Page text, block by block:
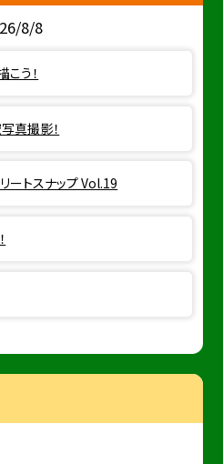
8/8
こう！
真撮影！
ートスナップ Vol.19